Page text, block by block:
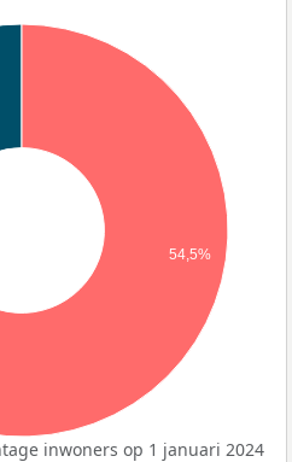
54,5%
inwoners op 1 januari 2024